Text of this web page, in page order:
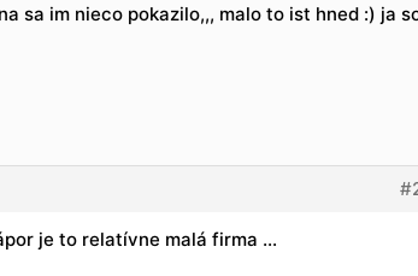
sa im nieco pokazilo,,, malo to ist hned :) ja
je to relatívne malá firma …